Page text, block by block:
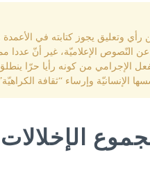
رأي وتعليق يجوز كتابته في الأعمدة
النّصوص الإعلاميّة، غير أنّ عددا
الإجرامي من كونه رأيا حرّا
الإنسانيّة وإرساء “ثقافة
الإخلالات